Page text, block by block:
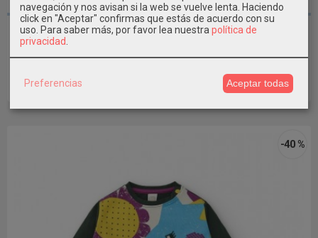
Vestido Felpa + Pack 2 Leotardos...
31,19 €51,99 €
-40 %
navegación y nos avisan si la web se vuelve lenta. Haciendo
click en "Aceptar" confirmas que estás de acuerdo con su
uso. Para saber más, por favor lea nuestra política de
privacidad
Preferencias Aceptar todas